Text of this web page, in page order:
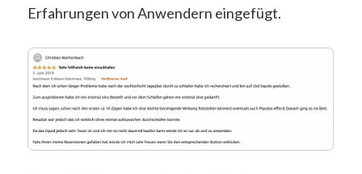
Erfahrungen von Anwendern eingefügt.